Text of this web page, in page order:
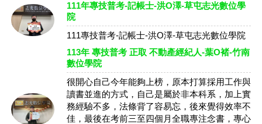
111年專技普考-記帳士-洪O澤-草屯志光數位學
院
111專技普考-記帳士-洪O澤-草屯志光數位學院
113年 專技普考 正取 不動產經紀人-葉O褚-竹南
數位學院
很開心自己今年能夠上榜，原本打算採用工作與
讀書並進的方式，自己是屬於非本科系，加上實
務經驗不多，法條背了容易忘，後來覺得效率不
佳，最後在考前三至四個月全職專注念書，專心